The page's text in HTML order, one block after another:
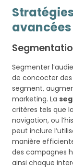
avancées
Segmenter
de concocter
segment,
marketing. La
critères tels que
navigation, ou
peut inclure
manière
des campagnes
ainsi chaque